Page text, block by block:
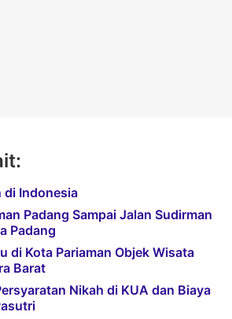
di Indonesia
Padang Sampai Jalan Sudirman
Padang
di Kota Pariaman Objek Wisata
Barat
Nikah di KUA dan Biaya